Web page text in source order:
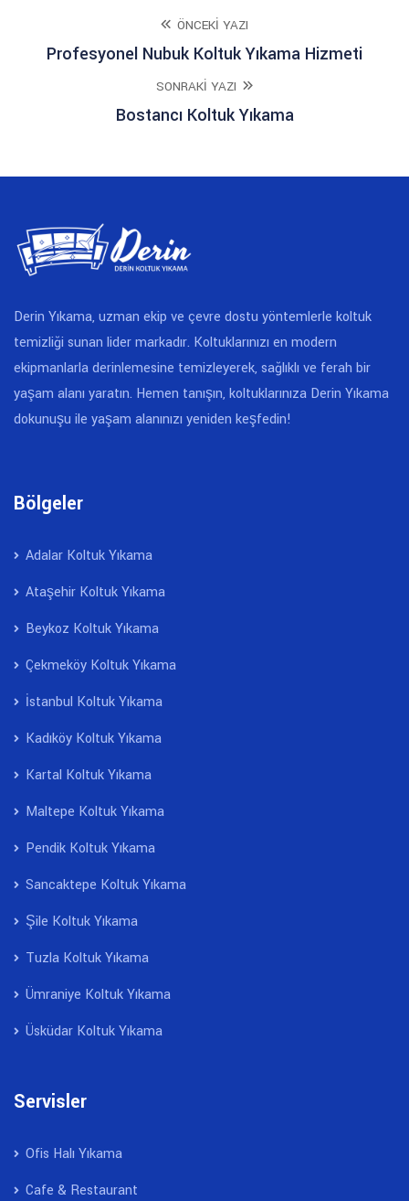
ÖNCEKI YAZI
Profesyonel Nubuk Koltuk Yıkama Hizmeti
SONRAKI YAZI
Bostancı Koltuk Yıkama
Derin Yıkama, uzman ekip ve çevre dostu yöntemlerle koltuk
temizliği sunan lider markadır. Koltuklarınızı en modern
ekipmanlarla derinlemesine temizleyerek, sağlıklı ve ferah bir
yaşam alanı yaratın. Hemen tanışın, koltuklarınıza Derin Yıkama
dokunuşu ile yaşam alanınızı yeniden keşfedin!
Bölgeler
Adalar Koltuk Yıkama
Ataşehir Koltuk Yıkama
Beykoz Koltuk Yıkama
Çekmeköy Koltuk Yıkama
İstanbul Koltuk Yıkama
Kadıköy Koltuk Yıkama
Kartal Koltuk Yıkama
Maltepe Koltuk Yıkama
Pendik Koltuk Yıkama
Sancaktepe Koltuk Yıkama
Şile Koltuk Yıkama
Tuzla Koltuk Yıkama
Ümraniye Koltuk Yıkama
Üsküdar Koltuk Yıkama
Servisler
Ofis Halı Yıkama
Cafe & Restaurant